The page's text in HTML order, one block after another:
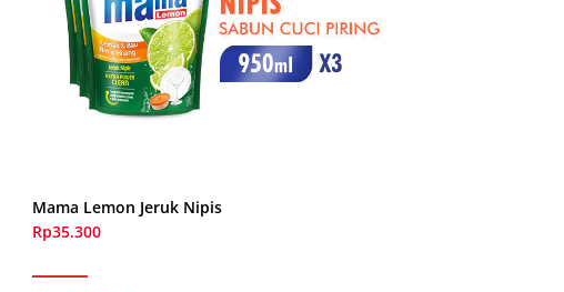
Mama Lemon Jeruk Nipis
Rp35.300